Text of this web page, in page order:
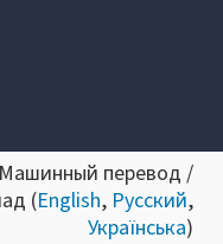
перевод /
(English, Русский,
Українська)